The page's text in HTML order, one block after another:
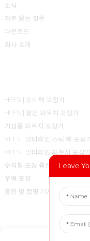
소식
자주 묻는 질문
다운로드
회사 소개
HFFS | 도이팩 포장기
HFFS | 평면 파우치 포장기
기성품 파우치 포장기
VFFS | 멀티레인 스틱 백 포장
VFFS | 멀티레인 파우치 포장기
수직형 포장 충진 밀봉기
우백 포장
충전 및 캡핑 기계
Leave